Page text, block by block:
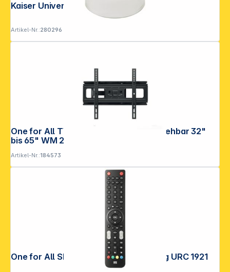
Kaiser Universal-Lupe 4,5x 45mm
Artikel-Nr.:280296
One for All TV Wandhalterung 180° drehbar 32"
bis 65" WM 2452
Artikel-Nr.:184573
One for All Sharp Ersatzfernbedienung URC 1921